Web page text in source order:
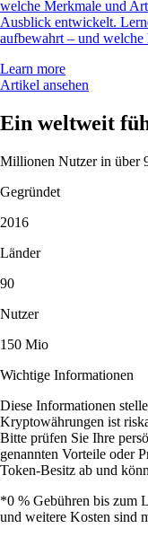
welche Merkmale und
Ausblick entwickelt.
aufbewahrt – und welche
Learn more
Artikel ansehen
Ein weltweit
Millionen Nutzer in über
Gegründet
2016
Länder
90
Nutzer
150 Mio
Wichtige Informationen
Diese Informationen
Kryptowährungen ist
Bitte prüfen Sie Ihre
genannten Vorteile oder
Token-Besitz ab und
*0 % Gebühren bis zum
und weitere Kosten sind